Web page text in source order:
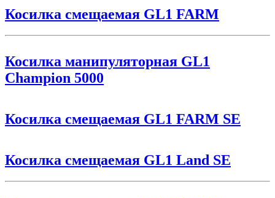
Косилка смещаемая GL1 FARM
Косилка манипуляторная GL1
Champion 5000
Косилка смещаемая GL1 FARM SE
Косилка смещаемая GL1 Land SE